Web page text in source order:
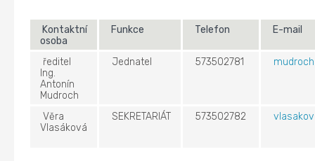
Kontaktní
osoba
Funkce Telefon E-mail
ředitel
Ing.
Antonín
Mudroch
Jednatel 573502781
Věra
Vlasáková
SEKRETARIÁT 573502782